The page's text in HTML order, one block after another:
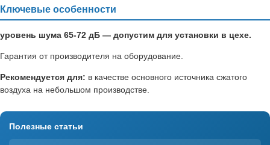
Ключевые особенности
уровень шума 65-72 дБ — допустим для установки в цехе.
Гарантия от производителя на оборудование.
Рекомендуется для: в качестве основного источника сжатого
воздуха на небольшом производстве.
Полезные статьи